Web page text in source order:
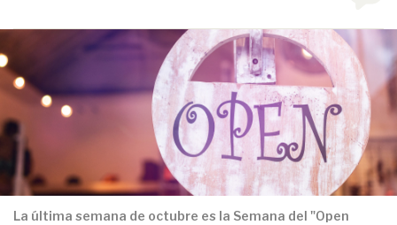
La última semana de octubre es la Semana del "Open